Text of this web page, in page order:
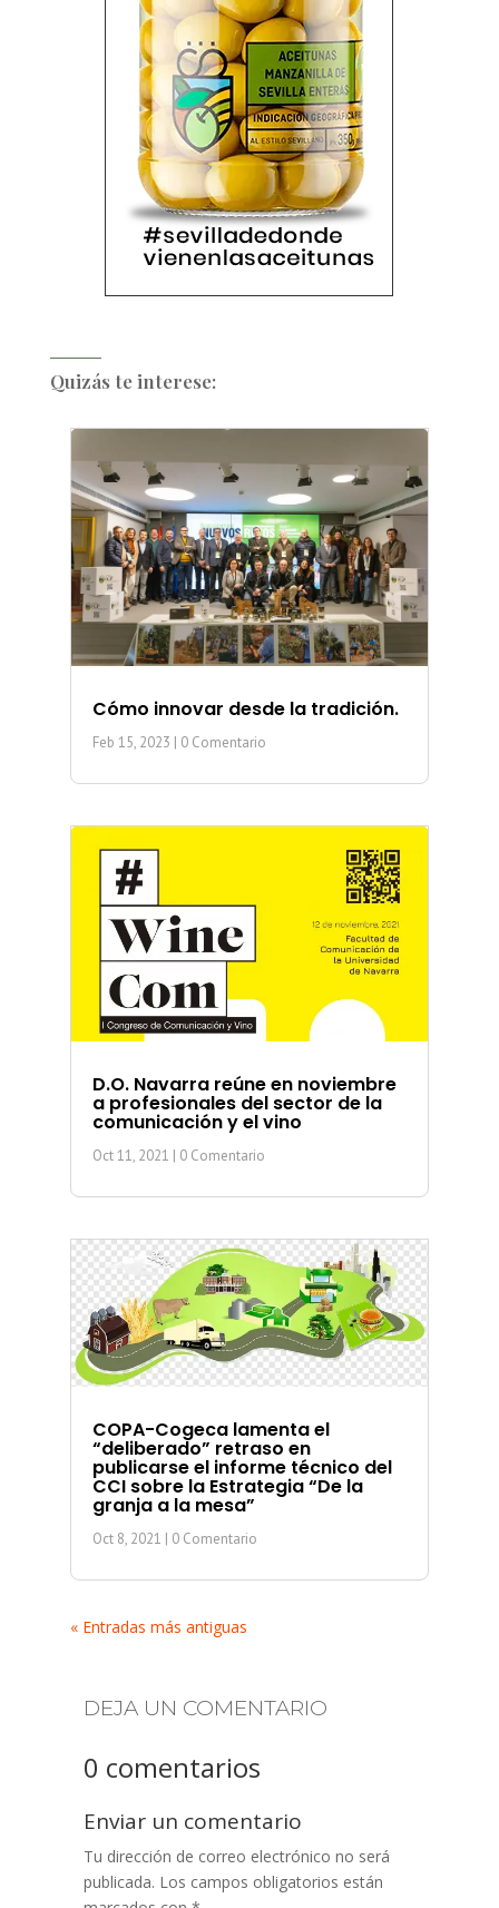
Quizás te interese:
Cómo innovar desde la tradición.
Feb 15, 2023 | 0 Comentario
D.O. Navarra reúne en noviembre
a profesionales del sector de la
comunicación y el vino
Oct 11, 2021 | 0 Comentario
COPA-Cogeca lamenta el
“deliberado” retraso en
publicarse el informe técnico del
CCI sobre la Estrategia “De la
granja a la mesa”
Oct 8, 2021 | 0 Comentario
« Entradas más antiguas
DEJA UN COMENTARIO
0 comentarios
Enviar un comentario
Tu dirección de correo electrónico no será
publicada. Los campos obligatorios están